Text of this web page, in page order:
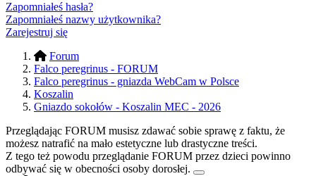
Zapomniałeś hasła?
Zapomniałeś nazwy użytkownika?
Zarejestruj się
Forum
Falco peregrinus - FORUM
Falco peregrinus - gniazda WebCam w Polsce
Koszalin
Gniazdo sokołów - Koszalin MEC - 2026
Przeglądając FORUM musisz zdawać sobie sprawę z faktu, że
możesz natrafić na mało estetyczne lub drastyczne treści.
Z tego też powodu przeglądanie FORUM przez dzieci powinno
odbywać się w obecności osoby dorosłej.